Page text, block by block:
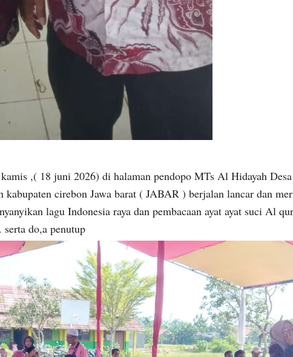
,( 18 juni 2026) di halaman pendopo MTs Al Hidayah Desa
kabupaten cirebon Jawa barat ( JABAR ) berjalan lancar dan
lagu Indonesia raya dan pembacaan ayat ayat suci Al
do,a penutup